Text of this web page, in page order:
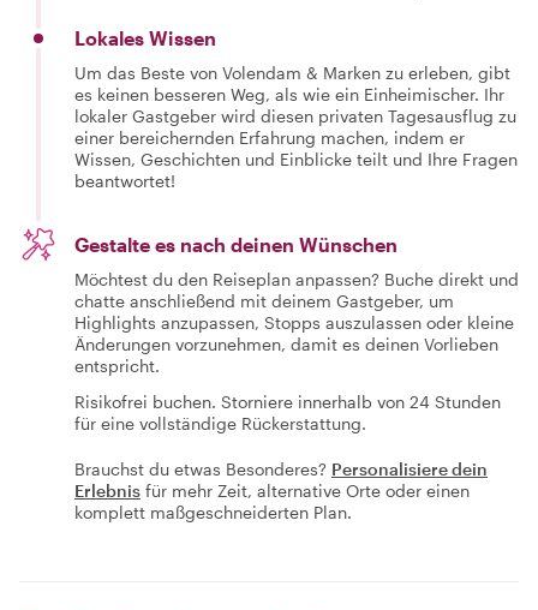
Lokales Wissen
Um das Beste von Volendam & Marken zu erleben, gibt
es keinen besseren Weg, als wie ein Einheimischer. Ihr
lokaler Gastgeber wird diesen privaten Tagesausflug zu
einer bereichernden Erfahrung machen, indem er
Wissen, Geschichten und Einblicke teilt und Ihre Fragen
beantwortet!
Gestalte es nach deinen Wünschen
Möchtest du den Reiseplan anpassen? Buche direkt und
chatte anschließend mit deinem Gastgeber, um
Highlights anzupassen, Stopps auszulassen oder kleine
Änderungen vorzunehmen, damit es deinen Vorlieben
entspricht.
Risikofrei buchen. Storniere innerhalb von 24 Stunden
für eine vollständige Rückerstattung.
Brauchst du etwas Besonderes? Personalisiere dein
Erlebnis für mehr Zeit, alternative Orte oder einen
komplett maßgeschneiderten Plan.